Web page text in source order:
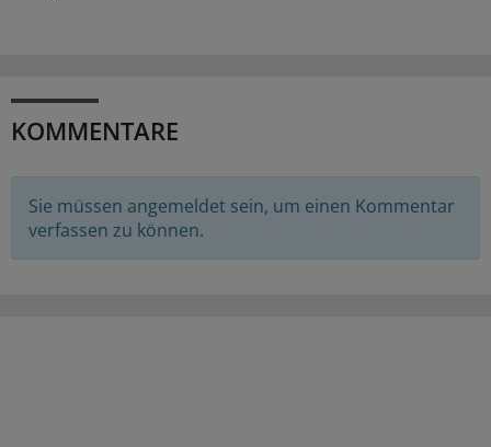
KOMMENTARE
Sie müssen angemeldet sein, um einen Kommentar
verfassen zu können.